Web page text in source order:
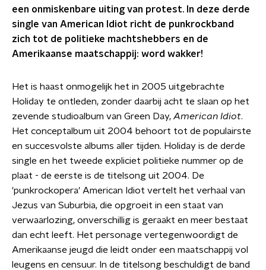
een onmiskenbare uiting van protest. In deze derde
single van American Idiot richt de punkrockband
zich tot de politieke machtshebbers en de
Amerikaanse maatschappij: word wakker!
Het is haast onmogelijk het in 2005 uitgebrachte
Holiday te ontleden, zonder daarbij acht te slaan op het
zevende studioalbum van Green Day, American Idiot.
Het conceptalbum uit 2004 behoort tot de populairste
en succesvolste albums aller tijden. Holiday is de derde
single en het tweede expliciet politieke nummer op de
plaat - de eerste is de titelsong uit 2004. De
'punkrockopera' American Idiot vertelt het verhaal van
Jezus van Suburbia, die opgroeit in een staat van
verwaarlozing, onverschillig is geraakt en meer bestaat
dan echt leeft. Het personage vertegenwoordigt de
Amerikaanse jeugd die leidt onder een maatschappij vol
leugens en censuur. In de titelsong beschuldigt de band